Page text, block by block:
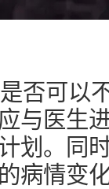
否可以
与医生
划。同
病情变